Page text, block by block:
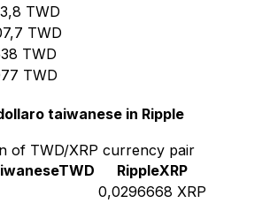
TWD
TWD
TWD
TWD
taiwanese in Ripple
of TWD/XRP currency pair
TWD RippleXRP
0,0296668 XRP